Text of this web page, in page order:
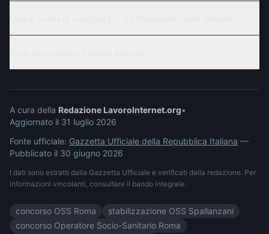
A cura della Redazione LavoroInternet.org•
Aggiornato il 31 luglio 2026
Fonte ufficiale: Gazzetta Ufficiale della Repubblica Italiana —
Pubblicato il 30 giugno 2026
I dati sono estratti dalla Gazzetta Ufficiale e verificati dalla redazione. Per
informazioni vincolanti, consultare il bando integrale.
concorso OSS Roma
stabilizzazione OSS Spallanzani
concorso Operatore Socio-Sanitario Roma